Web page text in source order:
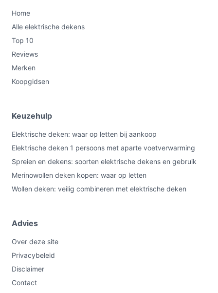
Home
Alle elektrische dekens
Top 10
Reviews
Merken
Koopgidsen
Keuzehulp
Elektrische deken: waar op letten bij aankoop
Elektrische deken 1 persoons met aparte voetverwarming
Spreien en dekens: soorten elektrische dekens en gebruik
Merinowollen deken kopen: waar op letten
Wollen deken: veilig combineren met elektrische deken
Advies
Over deze site
Privacybeleid
Disclaimer
Contact